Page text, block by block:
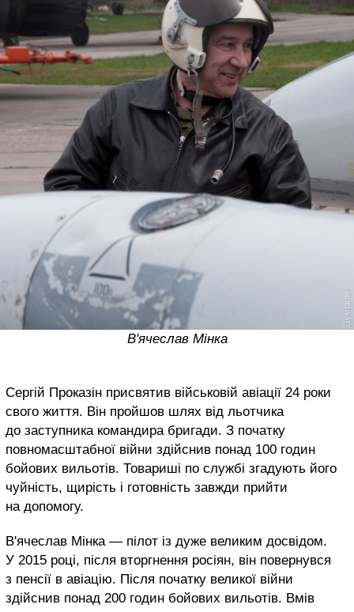
В'ячеслав Мінка
Сергій Проказін присвятив військовій авіації 24 роки
свого життя. Він пройшов шлях від льотчика
до заступника командира бригади. З початку
повномасштабної війни здійснив понад 100 годин
бойових вильотів. Товариші по службі згадують його
чуйність, щирість і готовність завжди прийти
на допомогу.
В'ячеслав Мінка — пілот із дуже великим досвідом.
У 2015 році, після вторгнення росіян, він повернувся
з пенсії в авіацію. Після початку великої війни
здійснив понад 200 годин бойових вильотів. Вмів